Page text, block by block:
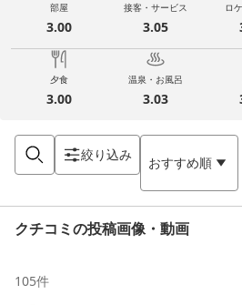
部屋
3.00
接客・サービス
3.05
ロ
夕食
3.00
温泉・お風呂
3.03
絞り込み おすすめ順
クチコミの投稿画像・動画
105件